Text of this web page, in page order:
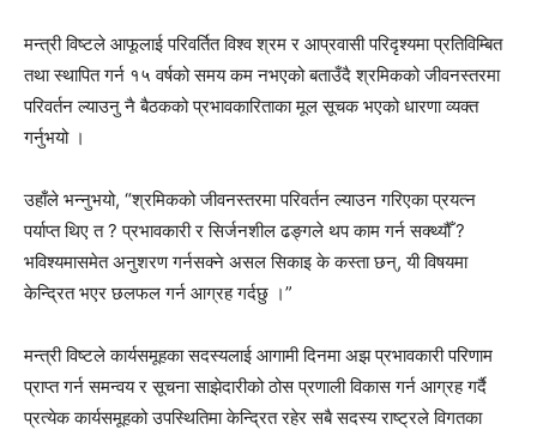
मन्त्री विष्टले आफूलाई परिवर्तित विश्व श्रम र आप्रवासी परिदृश्यमा प्रतिविम्बित
तथा स्थापित गर्न १५ वर्षको समय कम नभएको बताउँदै श्रमिकको जीवनस्तरमा
परिवर्तन ल्याउनु नै बैठकको प्रभावकारिताका मूल सूचक भएको धारणा व्यक्त
गर्नुभयो ।
उहाँले भन्नुभयो, “श्रमिकको जीवनस्तरमा परिवर्तन ल्याउन गरिएका प्रयत्न
पर्याप्त थिए त ? प्रभावकारी र सिर्जनशील ढङ्गले थप काम गर्न सक्थ्यौँ ?
भविश्यमासमेत अनुशरण गर्नसक्ने असल सिकाइ के कस्ता छन्, यी विषयमा
केन्द्रित भएर छलफल गर्न आग्रह गर्दछु ।”
मन्त्री विष्टले कार्यसमूहका सदस्यलाई आगामी दिनमा अझ प्रभावकारी परिणाम
प्राप्त गर्न समन्वय र सूचना साझेदारीको ठोस प्रणाली विकास गर्न आग्रह गर्दै
प्रत्येक कार्यसमूहको उपस्थितिमा केन्द्रित रहेर सबै सदस्य राष्ट्रले विगतका